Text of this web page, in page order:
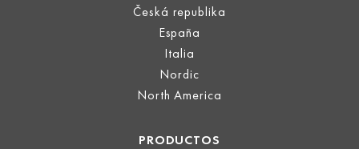
Česká republika
España
Italia
Nordic
North America
PRODUCTOS